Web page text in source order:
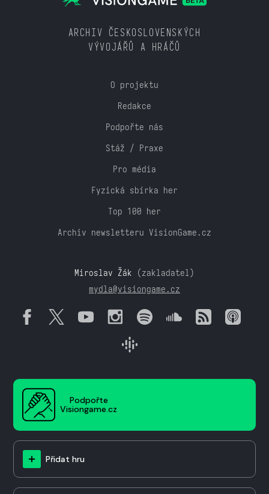
ARCHIV ČESKOSLOVENSKÝCH
VÝVOJÁŘŮ A HRÁČŮ
O projektu
Redakce
Podpořte nás
Stáž / Praxe
Pro média
Fyzická sbírka her
Top 100 her
Archiv newsletteru VisionGame.cz
Miroslav Žák (zakladatel)
mydla@visiongame.cz
Podpořte
Visiongame.cz
Přidat hru